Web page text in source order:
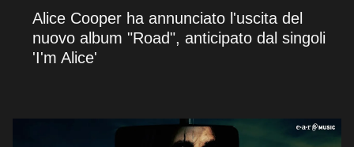
Alice Cooper ha annunciato l'uscita del
nuovo album "Road", anticipato dal singoli
'I'm Alice'